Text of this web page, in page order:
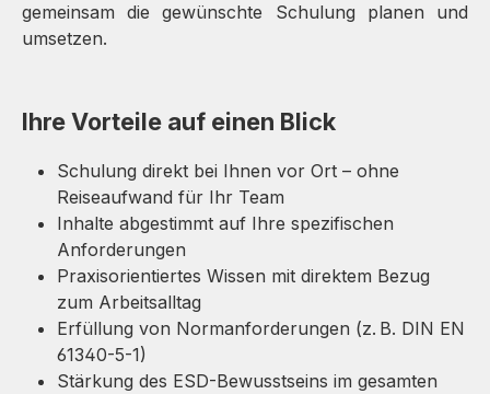
gemeinsam die gewünschte Schulung planen und
umsetzen.
Ihre Vorteile auf einen Blick
Schulung direkt bei Ihnen vor Ort – ohne
Reiseaufwand für Ihr Team
Inhalte abgestimmt auf Ihre spezifischen
Anforderungen
Praxisorientiertes Wissen mit direktem Bezug
zum Arbeitsalltag
Erfüllung von Normanforderungen (z. B. DIN EN
61340-5-1)
Stärkung des ESD-Bewusstseins im gesamten